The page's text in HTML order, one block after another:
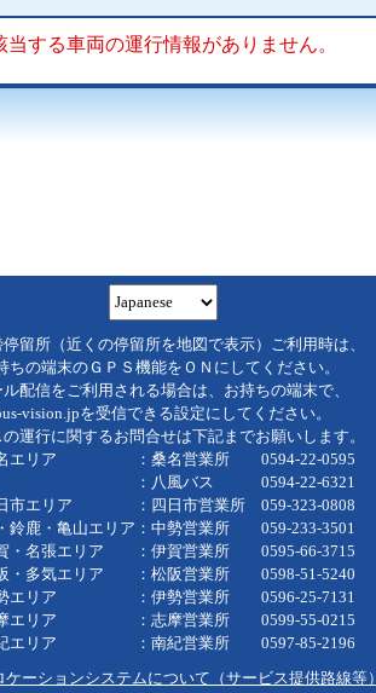
当する車両の運行情報がありません。
留所（近くの停留所を地図で表示）ご利用時は、
の端末のＧＰＳ機能をＯＮにしてください。
配信をご利用される場合は、お持ちの端末で、
vision.jpを受信できる設定にしてください。
運行に関するお問合せは下記までお願いします。
エリア ：桑名営業所 0594-22-0595
八風バス 0594-22-6321
市エリア ：四日市営業所 059-323-0808
鈴鹿・亀山エリア：中勢営業所 059-233-3501
・名張エリア ：伊賀営業所 0595-66-3715
・多気エリア ：松阪営業所 0598-51-5240
エリア ：伊勢営業所 0596-25-7131
エリア ：志摩営業所 0599-55-0215
エリア ：南紀営業所 0597-85-2196
ケーションシステムについて（サービス提供路線等）